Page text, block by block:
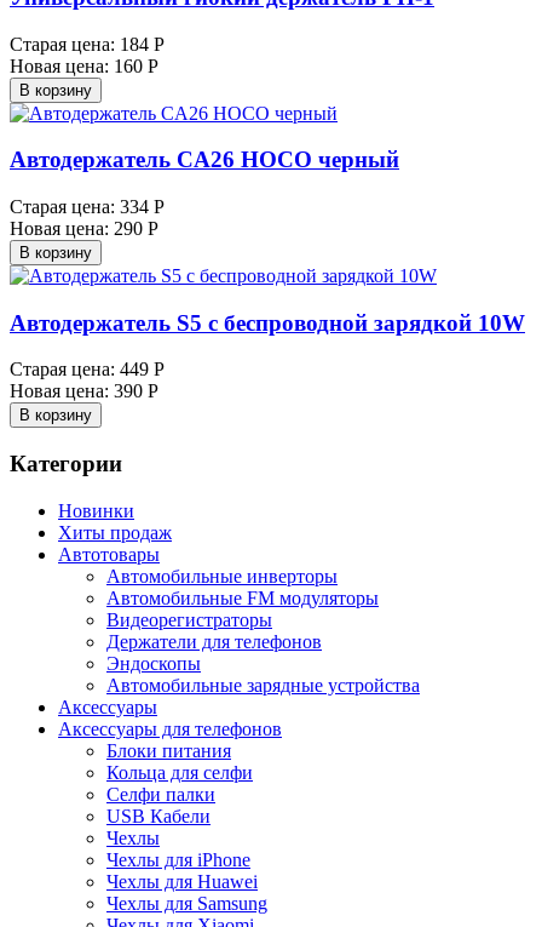
Старая цена: 184 Р
Новая цена: 160 Р
В корзину
Автодержатель CA26 HOCO черный
Старая цена: 334 Р
Новая цена: 290 Р
В корзину
Автодержатель S5 с беспроводной зарядкой 10W
Старая цена: 449 Р
Новая цена: 390 Р
В корзину
Категории
Новинки
Хиты продаж
Автотовары
Автомобильные инверторы
Автомобильные FM модуляторы
Видеорегистраторы
Держатели для телефонов
Эндоскопы
Автомобильные зарядные устройства
Аксессуары
Аксессуары для телефонов
Блоки питания
Кольца для селфи
Селфи палки
USB Кабели
Чехлы
Чехлы для iPhone
Чехлы для Huawei
Чехлы для Samsung